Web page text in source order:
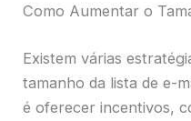
Como Aumentar o
Existem várias
tamanho da lista de e-
é oferecer incentivos,